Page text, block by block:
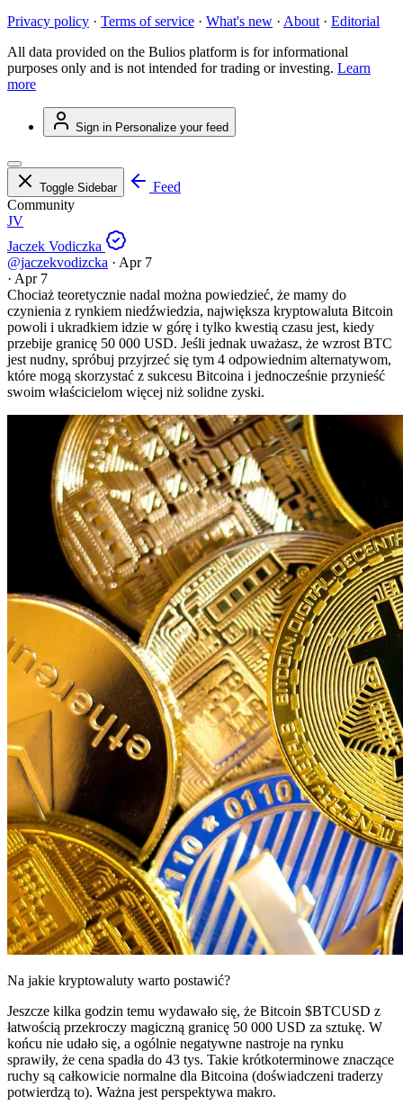
Privacy policy · Terms of service · What's new · About · Editorial
All data provided on the Bulios platform is for informational
purposes only and is not intended for trading or investing. Learn
more
Sign in Personalize your feed
Toggle Sidebar
Feed
Community
JV
Jaczek Vodiczka
@jaczekvodizcka · Apr 7
· Apr 7
Chociaż teoretycznie nadal można powiedzieć, że mamy do
czynienia z rynkiem niedźwiedzia, największa kryptowaluta Bitcoin
powoli i ukradkiem idzie w górę i tylko kwestią czasu jest, kiedy
przebije granicę 50 000 USD. Jeśli jednak uważasz, że wzrost BTC
jest nudny, spróbuj przyjrzeć się tym 4 odpowiednim alternatywom,
które mogą skorzystać z sukcesu Bitcoina i jednocześnie przynieść
swoim właścicielom więcej niż solidne zyski.
Na jakie kryptowaluty warto postawić?
Jeszcze kilka godzin temu wydawało się, że Bitcoin $BTCUSD z
łatwością przekroczy magiczną granicę 50 000 USD za sztukę. W
końcu nie udało się, a ogólnie negatywne nastroje na rynku
sprawiły, że cena spadła do 43 tys. Takie krótkoterminowe znaczące
ruchy są całkowicie normalne dla Bitcoina (doświadczeni traderzy
potwierdzą to). Ważna jest perspektywa makro.